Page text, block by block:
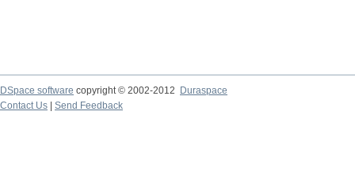
DSpace software copyright © 2002-2012
Duraspace
Contact Us
Send Feedback